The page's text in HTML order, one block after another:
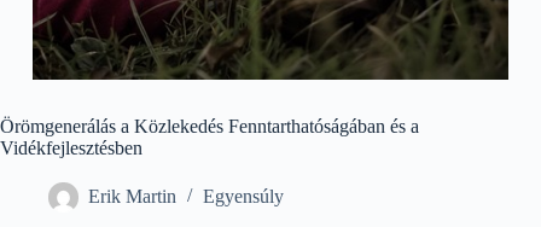
Örömgenerálás a Közlekedés Fenntarthatóságában és a
Vidékfejlesztésben
Erik Martin Egyensúly